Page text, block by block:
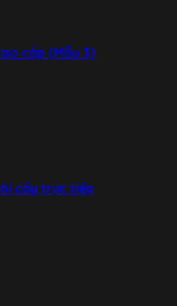
cấp (Mẫu 3)
cấy trực tiếp